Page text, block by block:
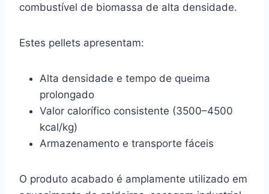
combustível de biomassa de alta densidade.
Estes pellets apresentam:
Alta densidade e tempo de queima
prolongado
Valor calorífico consistente (3500–4500
kcal/kg)
Armazenamento e transporte fáceis
O produto acabado é amplamente utilizado em